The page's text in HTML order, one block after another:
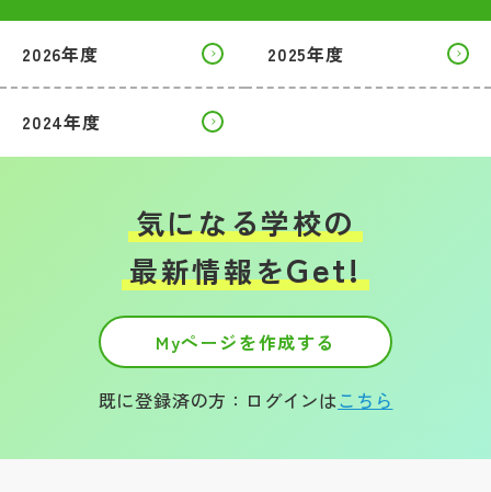
2026年度 2025年度
2024年度
気になる学校の
最新情報をGet!
Myページを作成する
既に登録済の方：ログインはこちら